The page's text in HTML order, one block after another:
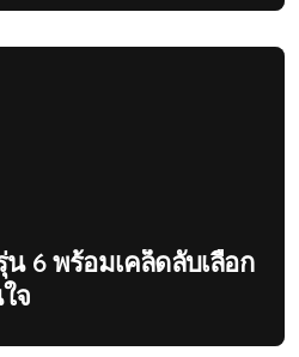
น 6 พร้อมเคล็ดลับเลือก
จ